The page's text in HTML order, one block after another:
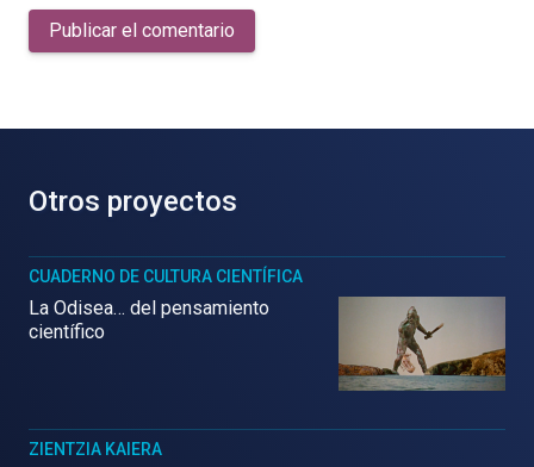
Publicar el comentario
Otros proyectos
CUADERNO DE CULTURA CIENTÍFICA
La Odisea… del pensamiento
científico
ZIENTZIA KAIERA